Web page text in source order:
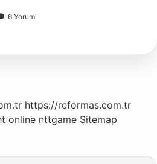
6 Yorum
https://reformas.com.tr
online nttgame Sitemap